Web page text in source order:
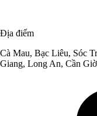
Địa điểm
Cà Mau, Bạc Liêu, Sóc
Giang, Long An, Cần Giờ